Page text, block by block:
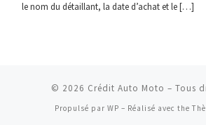
le nom du détaillant, la date d’achat et le […]
© 2026 Crédit Auto Moto – Tous
Propulsé par WP – Réalisé avec the